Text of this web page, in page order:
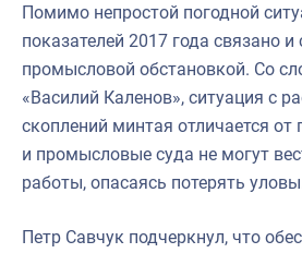
Помимо непростой погодной
показателей 2017 года связано и
промысловой обстановкой. Со
«Василий Каленов», ситуация с
скоплений минтая отличается
и промысловые суда не могут
работы, опасаясь потерять
Петр Савчук подчеркнул, что